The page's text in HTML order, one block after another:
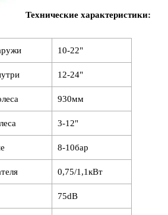
Технические характеристики:
10-22"
12-24"
930мм
3-12"
8-10бар
0,75/1,1кВт
75dB